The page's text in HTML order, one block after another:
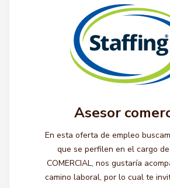
Asesor
En esta oferta de empleo
que se perfilen en el cargo de
COMERCIAL, nos gustaría
camino laboral, por lo cual te